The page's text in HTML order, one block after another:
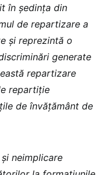
în şedinţa din
de repartizare a
şi reprezintă o
generate
repartizare
repartiţie
de învăţământ de
neimplicare